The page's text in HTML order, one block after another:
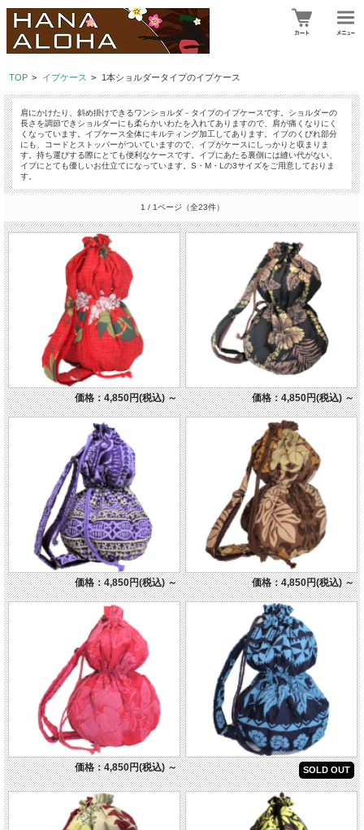
TOP > イプケース > 1本ショルダータイプのイプケース
肩にかけたり、斜め掛けできるワンショルダ－タイプのイプケースです。ショルダーの
長さを調節できショルダーにも柔らかいわたを入れてありますので、肩が痛くなりにく
くなっています。イプケース全体にキルティング加工してあります。 イプのくびれ部分
にも、コードとストッパーがついていますので、イプがケースに しっかりと収まりま
す。 持ち運びする際にとても便利なケースです。イプにあたる裏側には縫い代がない、
イプにとても優しいお仕立てになっています。S・M・Lの3サイズをご用意しておりま
す。
1 / 1ページ （全23件）
価格：4,850円(税込)～ 価格：4,850円(税込)～
価格：4,850円(税込)～ 価格：4,850円(税込)～
価格：4,850円(税込)～ SOLD OUT